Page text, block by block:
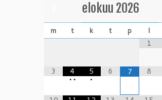
elokuu 2026
m t k t p l
1
3
4
• •
5
•
6 7 8